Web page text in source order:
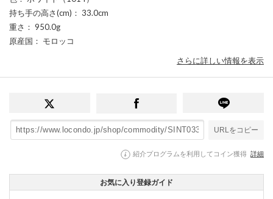
持ち手の高さ(cm) ： 33.0cm
重さ ： 950.0g
原産国 ： モロッコ
さらに詳しい情報を表示
URLをコピー
紹介プログラムを利用してコイン獲得 詳細
お気に入り登録ガイド